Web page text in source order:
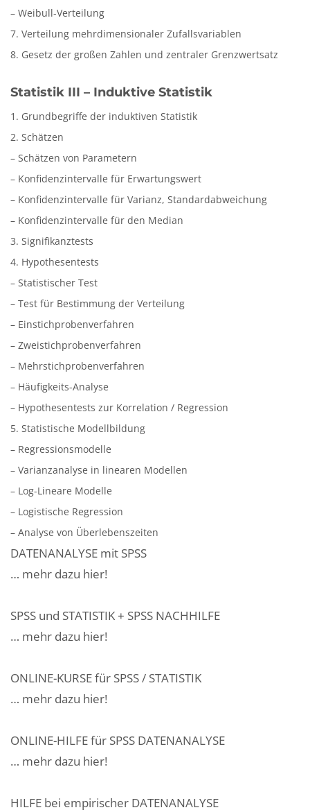
– Weibull-Verteilung
7. Verteilung mehrdimensionaler Zufallsvariablen
8. Gesetz der großen Zahlen und zentraler Grenzwertsatz
Statistik III – Induktive Statistik
1. Grundbegriffe der induktiven Statistik
2. Schätzen
– Schätzen von Parametern
– Konfidenzintervalle für Erwartungswert
– Konfidenzintervalle für Varianz, Standardabweichung
– Konfidenzintervalle für den Median
3. Signifikanztests
4. Hypothesentests
– Statistischer Test
– Test für Bestimmung der Verteilung
– Einstichprobenverfahren
– Zweistichprobenverfahren
– Mehrstichprobenverfahren
– Häufigkeits-Analyse
– Hypothesentests zur Korrelation / Regression
5. Statistische Modellbildung
– Regressionsmodelle
– Varianzanalyse in linearen Modellen
– Log-Lineare Modelle
– Logistische Regression
– Analyse von Überlebenszeiten
DATENANALYSE mit SPSS
… mehr dazu hier!
SPSS und STATISTIK + SPSS NACHHILFE
… mehr dazu hier!
ONLINE-KURSE für SPSS / STATISTIK
… mehr dazu hier!
ONLINE-HILFE für SPSS DATENANALYSE
… mehr dazu hier!
HILFE bei empirischer DATENANALYSE